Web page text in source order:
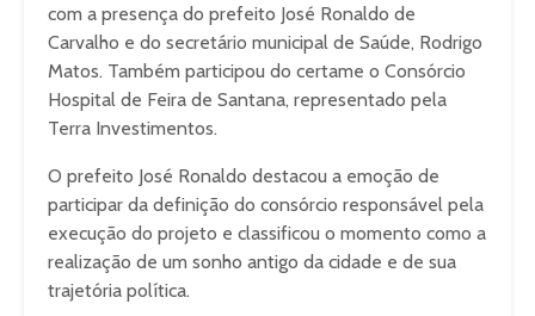
com a presença do prefeito José Ronaldo de
Carvalho e do secretário municipal de Saúde, Rodrigo
Matos. Também participou do certame o Consórcio
Hospital de Feira de Santana, representado pela
Terra Investimentos.
O prefeito José Ronaldo destacou a emoção de
participar da definição do consórcio responsável pela
execução do projeto e classificou o momento como a
realização de um sonho antigo da cidade e de sua
trajetória política.